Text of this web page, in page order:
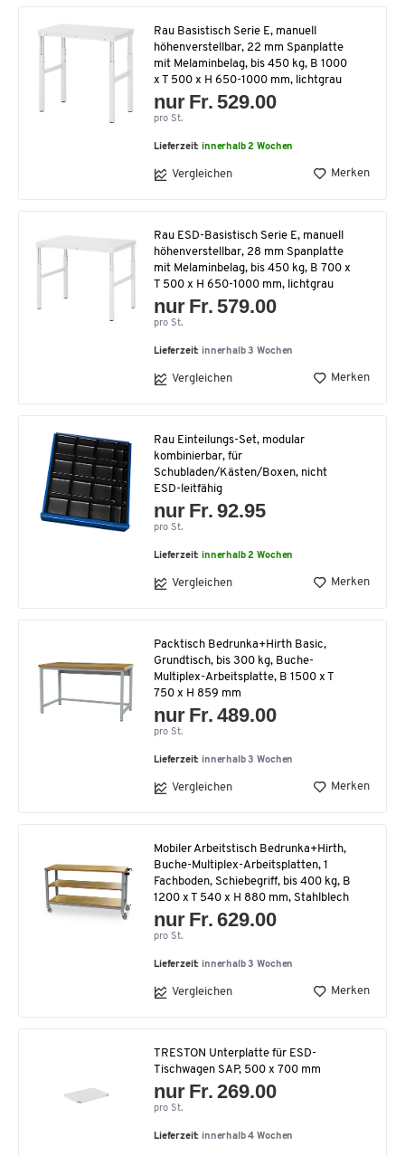
Rau Basistisch Serie E, manuell
höhenverstellbar, 22 mm Spanplatte
mit Melaminbelag, bis 450 kg, B 1000
x T 500 x H 650-1000 mm, lichtgrau
nur Fr. 529.00
pro St.
Lieferzeit:innerhalb 2 Wochen
Vergleichen Merken
Rau ESD-Basistisch Serie E, manuell
höhenverstellbar, 28 mm Spanplatte
mit Melaminbelag, bis 450 kg, B 700 x
T 500 x H 650-1000 mm, lichtgrau
nur Fr. 579.00
pro St.
Lieferzeit: innerhalb 3 Wochen
Vergleichen Merken
Rau Einteilungs-Set, modular
kombinierbar, für
Schubladen/Kästen/Boxen, nicht
ESD-leitfähig
nur Fr. 92.95
pro St.
Lieferzeit:innerhalb 2 Wochen
Vergleichen Merken
Packtisch Bedrunka+Hirth Basic,
Grundtisch, bis 300 kg, Buche-
Multiplex-Arbeitsplatte, B 1500 x T
750 x H 859 mm
nur Fr. 489.00
pro St.
Lieferzeit: innerhalb 3 Wochen
Vergleichen Merken
Mobiler Arbeitstisch Bedrunka+Hirth,
Buche-Multiplex-Arbeitsplatten, 1
Fachboden, Schiebegriff, bis 400 kg, B
1200 x T 540 x H 880 mm, Stahlblech
nur Fr. 629.00
pro St.
Lieferzeit: innerhalb 3 Wochen
Vergleichen Merken
TRESTON Unterplatte für ESD-
Tischwagen SAP, 500 x 700 mm
nur Fr. 269.00
pro St.
Lieferzeit: innerhalb 4 Wochen